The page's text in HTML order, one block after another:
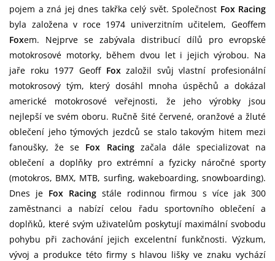
pojem a zná jej dnes takřka celý svět. Společnost Fox Racing
byla založena v roce 1974 univerzitním učitelem, Geoffem
Foxem. Nejprve se zabývala distribucí dílů pro evropské
motokrosové motorky, během dvou let i jejich výrobou. Na
jaře roku 1977 Geoff Foxzaložil svůj vlastní profesionální
motokrosový tým, který dosáhl mnoha úspěchů a dokázal
americké motokrosové veřejnosti, že jeho výrobky jsou
nejlepší ve svém oboru. Ručně šité červené, oranžové a žluté
oblečení jeho týmových jezdců se stalo takovým hitem mezi
fanoušky, že se Fox Racingzačala dále specializovat na
oblečení a doplňky pro extrémní a fyzicky náročné sporty
(motokros, BMX, MTB, surfing, wakeboarding, snowboarding).
Dnes je Fox Racingstále rodinnou firmou s více jak 300
zaměstnanci a nabízí celou řadu sportovního oblečení a
doplňků, které svým uživatelům poskytují maximální svobodu
pohybu při zachování jejich excelentní funkčnosti. Výzkum,
vývoj a produkce této firmy s hlavou lišky ve znaku vychází